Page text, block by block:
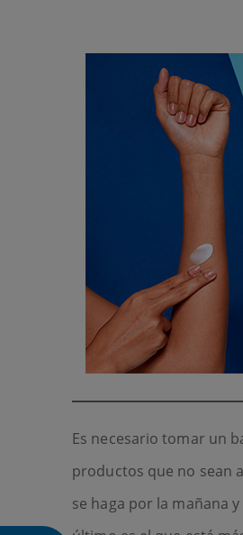
Es necesario tomar un
productos que no sean
se haga por la mañana